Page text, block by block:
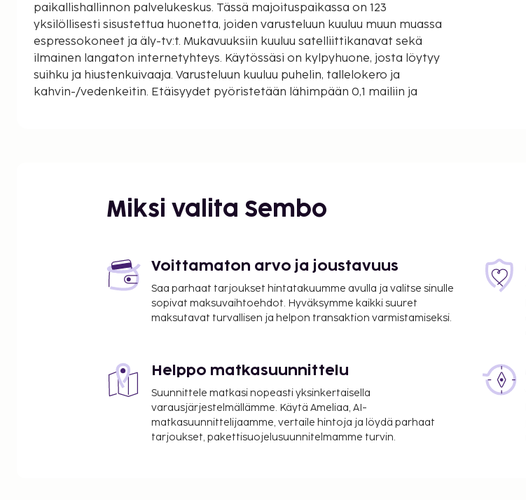
paikallishallinnon palvelukeskus. Tässä majoituspaikassa on 123
yksilöllisesti sisustettua huonetta, joiden varusteluun kuuluu muun muassa
espressokoneet ja äly-tv:t. Mukavuuksiin kuuluu satelliittikanavat sekä
ilmainen langaton internetyhteys. Käytössäsi on kylpyhuone, josta löytyy
suihku ja hiustenkuivaaja. Varusteluun kuuluu puhelin, tallelokero ja
kahvin-/vedenkeitin. Etäisyydet pyöristetään lähimpään 0,1 mailiin ja
Strasbourgin sairaalan viinikellari - 1 km / 0,6 mi
Historiallinen museo - 1 km / 0,6 mi
Cabinet des estampes et des dessins - 1,2 km / 0,7 mi
L'Oeuvre Notre Dame-museo - 1,2 km / 0,7 mi
Rohan-palatsi - 1,3 km / 0,8 mi
Le Vaisseau -museo - 1,3 km / 0,8 mi
Maison Kammerzell - 1,3 km / 0,8 mi
Lähimmät lentokentät ovat:
Strasbourg, Ranska (SXB-Strasbourgin kansainvälinen lentoasema) - 16,4
Karlsruhe Baden-Baden (FKB-Baden Airparkin lentoasema) - 60,8 km / 37,8
Miksi valita Sembo
Voittamaton arvo ja joustavuus
Saa parhaat tarjoukset hintatakuumme avulla ja valitse sinulle
sopivat maksuvaihtoehdot. Hyväksymme kaikki suuret
maksutavat turvallisen ja helpon transaktion varmistamiseksi.
Helppo matkasuunnittelu
Suunnittele matkasi nopeasti yksinkertaisella
varausjärjestelmällämme. Käytä Ameliaa, AI-
matkasuunnittelijaamme, vertaile hintoja ja löydä parhaat
tarjoukset, pakettisuojelusuunnitelmamme turvin.